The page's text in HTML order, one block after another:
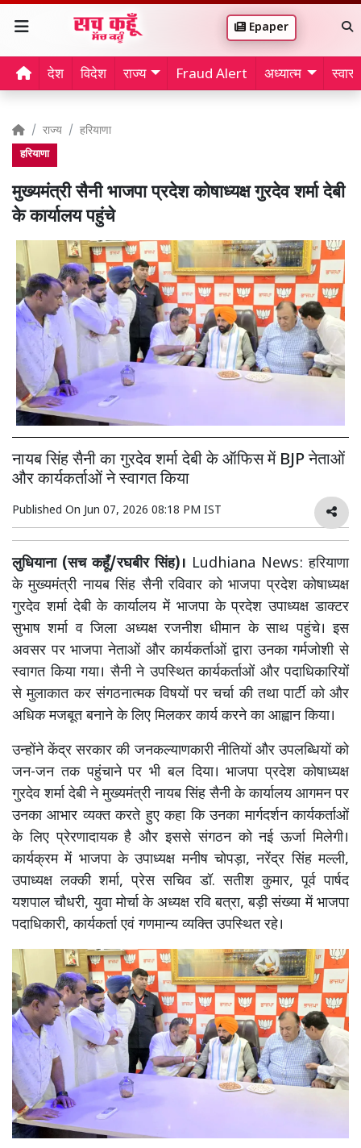
Epaper
देश विदेश राज्य Fraud Alert अध्यात्म
राज्य हरियाणा
हरियाणा
मुख्यमंत्री सैनी भाजपा प्रदेश कोषाध्यक्ष गुरदेव शर्मा देबी
के कार्यालय पहुंचे
नायब सिंह सैनी का गुरदेव शर्मा देबी के ऑफिस में BJP नेताओं
और कार्यकर्ताओं ने स्वागत किया
Published On Jun 07, 2026 08:18 PM IST
लुधियाना (सच कहूँ/रघबीर सिंह)। Ludhiana News: हरियाणा
के मुख्यमंत्री नायब सिंह सैनी रविवार को भाजपा प्रदेश कोषाध्यक्ष
गुरदेव शर्मा देबी के कार्यालय में भाजपा के प्रदेश उपाध्यक्ष डाक्टर
सुभाष शर्मा व जिला अध्यक्ष रजनीश धीमान के साथ पहुंचे। इस
अवसर पर भाजपा नेताओं और कार्यकर्ताओं द्वारा उनका गर्मजोशी से
स्वागत किया गया। सैनी ने उपस्थित कार्यकर्ताओं और पदाधिकारियों
से मुलाकात कर संगठनात्मक विषयों पर चर्चा की तथा पार्टी को और
अधिक मजबूत बनाने के लिए मिलकर कार्य करने का आह्वान किया।
उन्होंने केंद्र सरकार की जनकल्याणकारी नीतियों और उपलब्धियों को
जन-जन तक पहुंचाने पर भी बल दिया। भाजपा प्रदेश कोषाध्यक्ष
गुरदेव शर्मा देबी ने मुख्यमंत्री नायब सिंह सैनी के कार्यालय आगमन पर
उनका आभार व्यक्त करते हुए कहा कि उनका मार्गदर्शन कार्यकर्ताओं
के लिए प्रेरणादायक है और इससे संगठन को नई ऊर्जा मिलेगी।
कार्यक्रम में भाजपा के उपाध्यक्ष मनीष चोपड़ा, नरेंद्र सिंह मल्ली,
उपाध्यक्ष लक्की शर्मा, प्रेस सचिव डॉ. सतीश कुमार, पूर्व पार्षद
यशपाल चौधरी, युवा मोर्चा के अध्यक्ष रवि बत्रा, बड़ी संख्या में भाजपा
पदाधिकारी, कार्यकर्ता एवं गणमान्य व्यक्ति उपस्थित रहे।